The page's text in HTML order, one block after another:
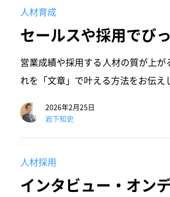
人材育成
セールスや採用でび
営業成績や採用する人材の質が上
れを「文章」で叶える方法をお伝え
2026年2月25日
岩下知史
人材採用
インタビュー・オン